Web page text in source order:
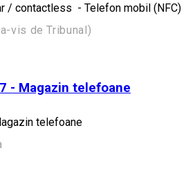
/ contactless - Telefon mobil (NFC)
vis de Tribunal)
- Magazin telefoane
telefoane